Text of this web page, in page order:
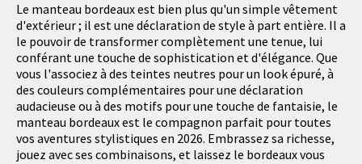
Le manteau bordeaux est bien plus qu'un simple vêtement
d'extérieur ; il est une déclaration de style à part entière. Il a
le pouvoir de transformer complètement une tenue, lui
conférant une touche de sophistication et d'élégance. Que
vous l'associez à des teintes neutres pour un look épuré, à
des couleurs complémentaires pour une déclaration
audacieuse ou à des motifs pour une touche de fantaisie, le
manteau bordeaux est le compagnon parfait pour toutes
vos aventures stylistiques en 2026. Embrassez sa richesse,
jouez avec ses combinaisons, et laissez le bordeaux vous